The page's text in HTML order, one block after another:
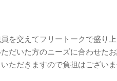
を交えてフリートークで盛り上
だいた方のニーズに合わせたお
ただきますので負担はございま